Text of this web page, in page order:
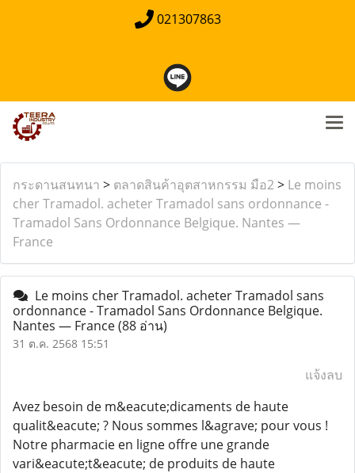
021307863
กระดานสนทนา > ตลาดสินค้าอุตสาหกรรม มือ2> Le moins
cher Tramadol. acheter Tramadol sans ordonnance -
Tramadol Sans Ordonnance Belgique. Nantes —
France
Le moins cher Tramadol. acheter Tramadol sans
ordonnance - Tramadol Sans Ordonnance Belgique.
Nantes — France(88 อ่าน)
31 ต.ค. 2568 15:51
แจ้งลบ
Avez besoin de m&eacute;dicaments de haute
qualit&eacute; ? Nous sommes l&agrave; pour vous !
Notre pharmacie en ligne offre une grande
vari&eacute;t&eacute; de produits de haute